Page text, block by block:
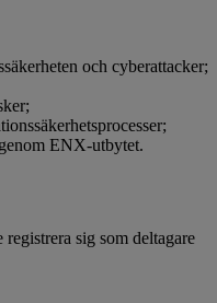
och cyberattacker;
ENX-utbytet.
sig som deltagare